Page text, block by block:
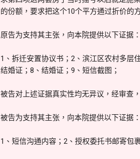
的份额，要求把这个10个平方通过折价的
原告为支持其主张，向本院提供以下证据：
1、拆迁安置协议书；2、滨江区农村多层
结婚证；8、结婚证；9、短信截图；
被告对上述证据真实性均无异议，经审查
被告为支持其主张，向本院提供以下证据：
1、短信沟通内容；2、授权委托书邮寄包